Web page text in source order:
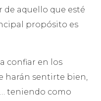
aquello que esté
propósito es
confiar en los
harán sentirte bien,
teniendo como